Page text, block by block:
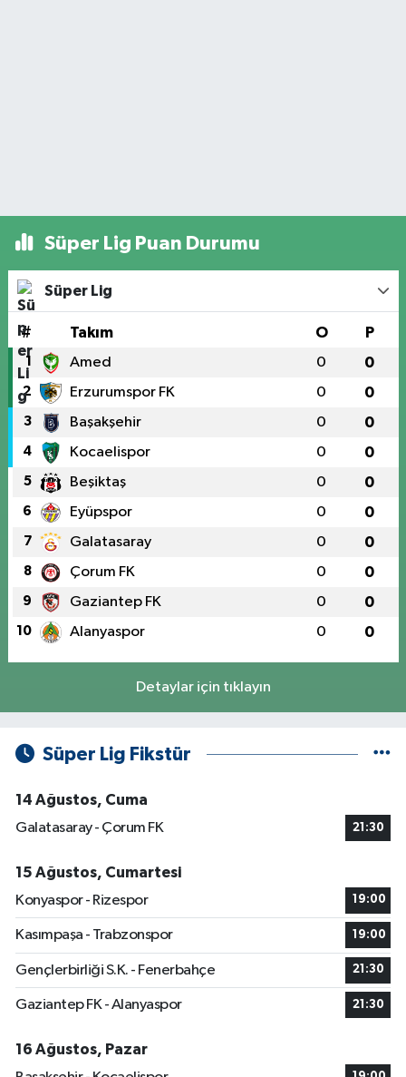
Süper Lig Puan Durumu
Süper Lig
# Takım O P
1 Amed 0 0
2 Erzurumspor FK 0 0
3 Başakşehir 0 0
4 Kocaelispor 0 0
5 Beşiktaş 0 0
6 Eyüpspor 0 0
7 Galatasaray 0 0
8 Çorum FK 0 0
9 Gaziantep FK 0 0
10 Alanyaspor 0 0
Detaylar için tıklayın
Süper Lig Fikstür
14 Ağustos, Cuma
Galatasaray - Çorum FK
21:30
15 Ağustos, Cumartesi
Konyaspor - Rizespor
19:00
Kasımpaşa - Trabzonspor 19:00
Gençlerbirliği S.K. - Fenerbahçe 21:30
Gaziantep FK - Alanyaspor 21:30
16 Ağustos, Pazar